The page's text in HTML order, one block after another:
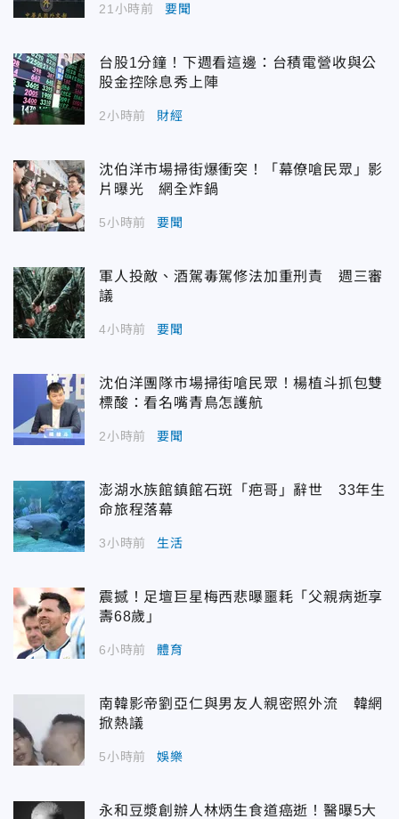
21小時前 要聞
台股1分鐘！下週看這邊：台積電營收與公
股金控除息秀上陣
2小時前 財經
沈伯洋市場掃街爆衝突！「幕僚嗆民眾」影
片曝光 網全炸鍋
5小時前 要聞
軍人投敵、酒駕毒駕修法加重刑責 週三審
議
4小時前 要聞
沈伯洋團隊市場掃街嗆民眾！楊植斗抓包雙
標酸：看名嘴青鳥怎護航
2小時前 要聞
澎湖水族館鎮館石斑「疤哥」辭世 33年生
命旅程落幕
3小時前 生活
震撼！足壇巨星梅西悲曝噩耗「父親病逝享
壽68歲」
6小時前 體育
南韓影帝劉亞仁與男友人親密照外流 韓網
掀熱議
5小時前 娛樂
永和豆漿創辦人林炳生食道癌逝！醫曝5大